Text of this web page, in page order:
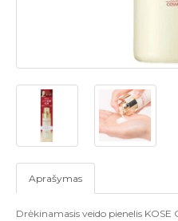
Aprašymas
Drėkinamasis veido pienelis